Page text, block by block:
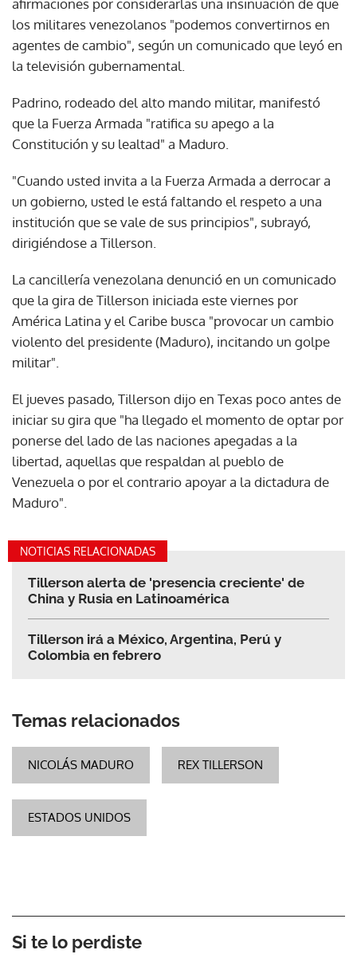
afirmaciones por considerarlas una insinuación de que
los militares venezolanos "podemos convertirnos en
agentes de cambio", según un comunicado que leyó en
la televisión gubernamental.
Padrino, rodeado del alto mando militar, manifestó
que la Fuerza Armada "ratifica su apego a la
Constitución y su lealtad" a Maduro.
"Cuando usted invita a la Fuerza Armada a derrocar a
un gobierno, usted le está faltando el respeto a una
institución que se vale de sus principios", subrayó,
dirigiéndose a Tillerson.
La cancillería venezolana denunció en un comunicado
que la gira de Tillerson iniciada este viernes por
América Latina y el Caribe busca "provocar un cambio
violento del presidente (Maduro), incitando un golpe
militar".
El jueves pasado, Tillerson dijo en Texas poco antes de
iniciar su gira que "ha llegado el momento de optar por
ponerse del lado de las naciones apegadas a la
libertad, aquellas que respaldan al pueblo de
Venezuela o por el contrario apoyar a la dictadura de
Maduro".
NOTICIAS RELACIONADAS
Tillerson alerta de 'presencia creciente' de
China y Rusia en Latinoamérica
Tillerson irá a México, Argentina, Perú y
Colombia en febrero
Temas relacionados
NICOLÁS MADURO REX TILLERSON
ESTADOS UNIDOS
Si te lo perdiste